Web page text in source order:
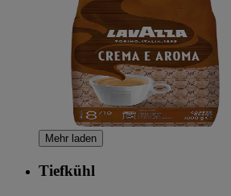
Mehr laden
Tiefkühl